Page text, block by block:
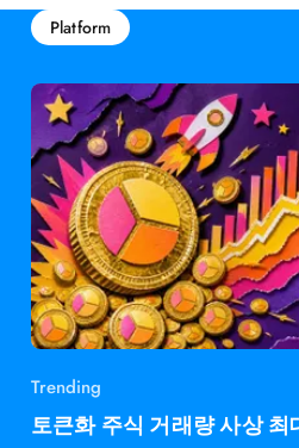
Platform
Trending
토큰화 주식 거래량 사상 최